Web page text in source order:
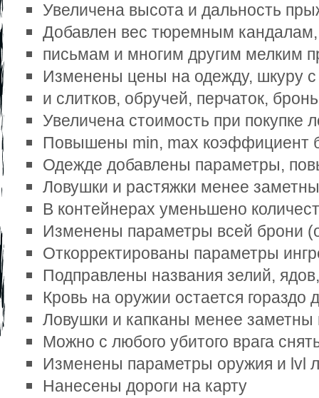
Увеличена высота и дальность
Добавлен вес тюремным
письмам и многим другим мелким
Изменены цены на одежду, шкуру
и слитков, обручей, перчаток,
Увеличена стоимость при
Повышены min, max коэффициент
Одежде добавлены параметры,
Ловушки и растяжки менее
В контейнерах уменьшено
Изменены параметры всей брони
Откорректированы параметры
Подправлены названия зелий,
Кровь на оружии остается гораздо
Ловушки и капканы менее
Можно с любого убитого врага
Изменены параметры оружия и lvl
Нанесены дороги на карту